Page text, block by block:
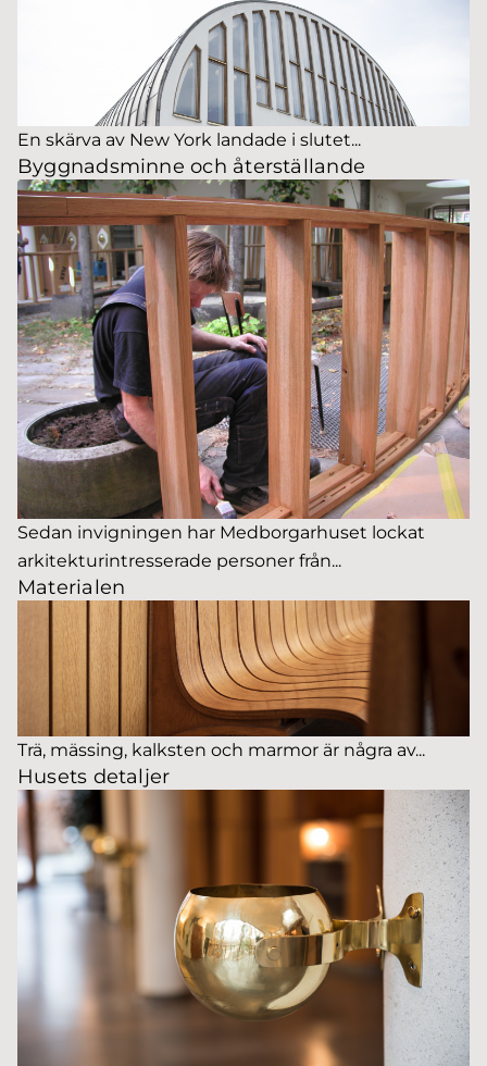
En skärva av New York landade i slutet...
Byggnadsminne och återställande
Sedan invigningen har Medborgarhuset lockat
arkitekturintresserade personer från...
Materialen
Trä, mässing, kalksten och marmor är några av...
Husets detaljer